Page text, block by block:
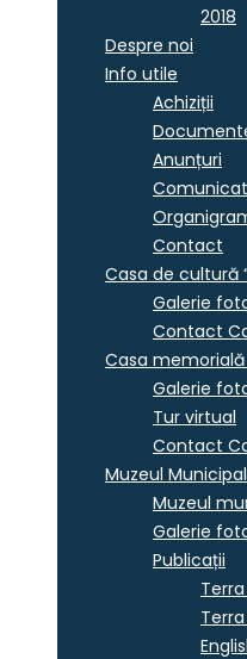
2018
Despre noi
Info utile
Achiziții
Anunțuri
Contact
Casa de cultură
Galerie
Contact
Casa memorială
Galerie
Tur virtual
Contact
Muzeul
Muzeul
Galerie
Publicații